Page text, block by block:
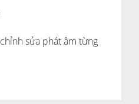
sửa phát âm từng